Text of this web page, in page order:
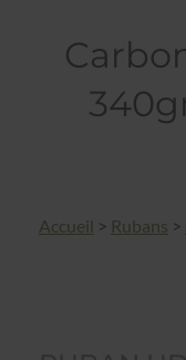
Accueil > Rubans >